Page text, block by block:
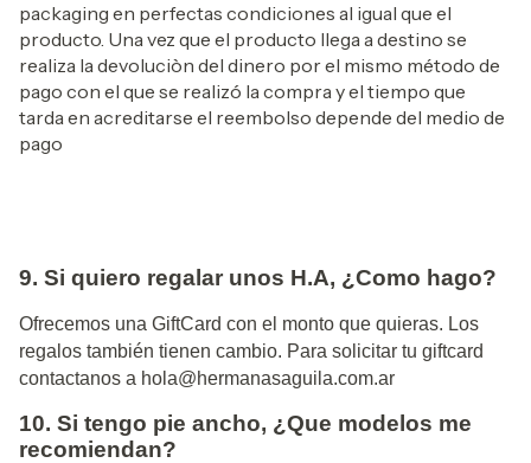
packaging en perfectas condiciones al igual que el
producto. Una vez que el producto llega a destino se
realiza la devoluciòn del dinero por el mismo método de
pago con el que se realizó la compra y el tiempo que
tarda en acreditarse el reembolso depende del medio de
pago
9. Si quiero regalar unos H.A, ¿Como hago?
Ofrecemos una GiftCard con el monto que quieras. Los
regalos también tienen cambio. Para solicitar tu giftcard
contactanos a hola@hermanasaguila.com.ar
10. Si tengo pie ancho, ¿Que modelos me
recomiendan?